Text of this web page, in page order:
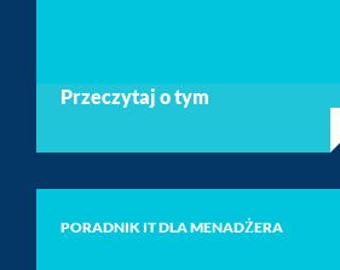
Przeczytaj o tym
PORADNIK IT DLA MENADŻERA